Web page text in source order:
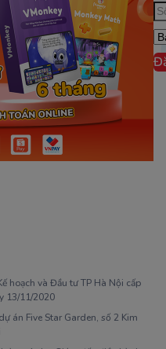
hoạch và Đầu tư TP Hà Nội cấp
13/11/2020
án Five Star Garden, số 2 Kim